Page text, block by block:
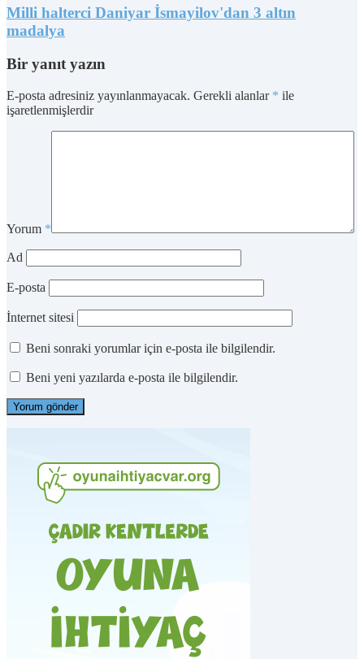
Milli halterci Daniyar İsmayilov'dan 3 altın
madalya
Bir yanıt yazın
E-posta adresiniz yayınlanmayacak. Gerekli alanlar * ile
işaretlenmişlerdir
Yorum *
Ad
E-posta
İnternet sitesi
Beni sonraki yorumlar için e-posta ile bilgilendir.
Beni yeni yazılarda e-posta ile bilgilendir.